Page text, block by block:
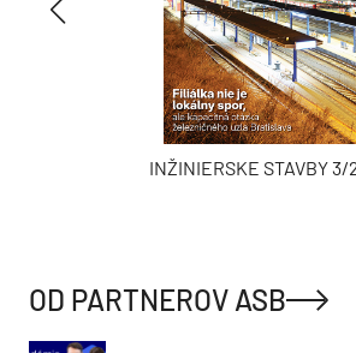
INŽINIERSKE STAVBY
OD PARTNEROV ASB